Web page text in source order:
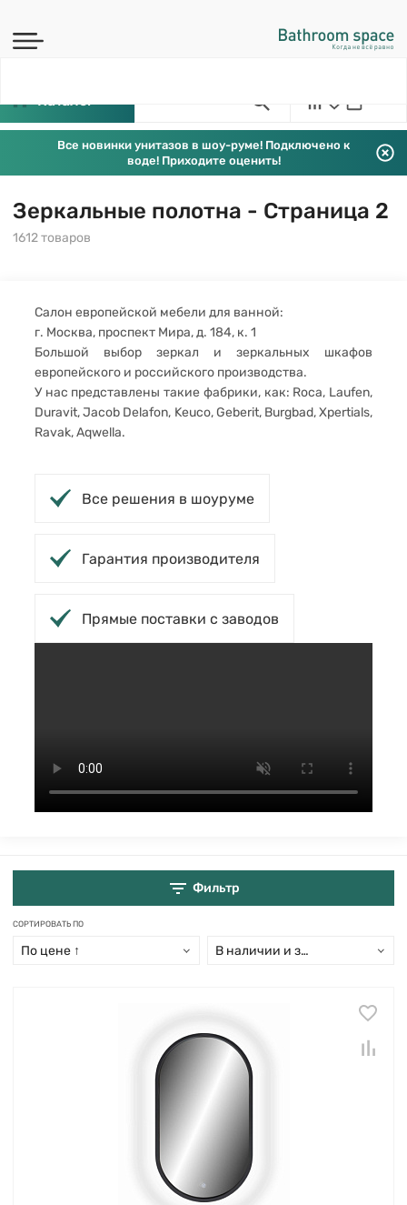
Каталог
Все новинки унитазов в шоу-руме! Подключено к
воде! Приходите оценить!
Зеркальные полотна - Страница 2
1612 товаров
Салон европейской мебели для ванной:
г. Москва, проспект Мира, д. 184, к. 1
Большой выбор зеркал и зеркальных шкафов
европейского и российского производства.
У нас представлены такие фабрики, как: Roca, Laufen,
Duravit, Jacob Delafon, Keuco, Geberit, Burgbad, Xpertials,
Ravak, Aqwella.
Все решения в шоуруме
Гарантия производителя
Прямые поставки с заводов
Фильтр
СОРТИРОВАТЬ ПО
По цене ↑ В наличии и заказ свыше 15 дн